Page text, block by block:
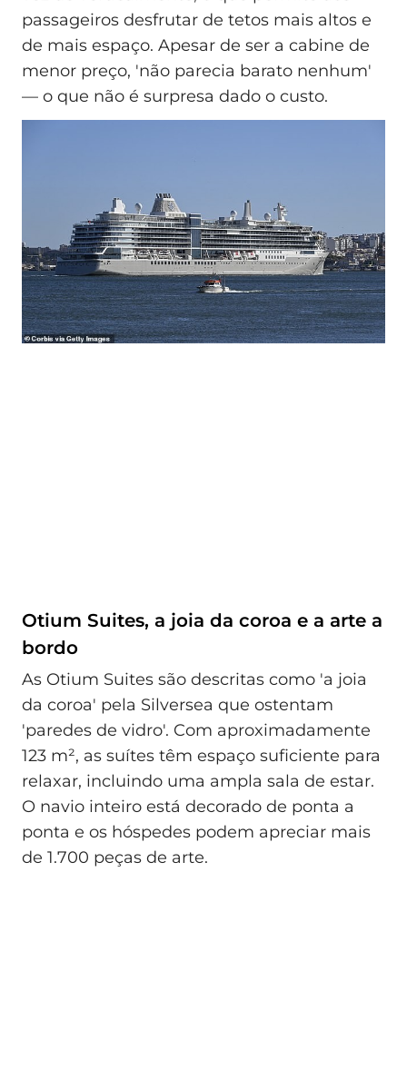
passageiros desfrutar de tetos mais altos e
de mais espaço. Apesar de ser a cabine de
menor preço, 'não parecia barato nenhum'
— o que não é surpresa dado o custo.
Otium Suites, a joia da coroa e a arte a
bordo
As Otium Suites são descritas como 'a joia
da coroa' pela Silversea que ostentam
'paredes de vidro'. Com aproximadamente
123 m², as suítes têm espaço suficiente para
relaxar, incluindo uma ampla sala de estar.
O navio inteiro está decorado de ponta a
ponta e os hóspedes podem apreciar mais
de 1.700 peças de arte.